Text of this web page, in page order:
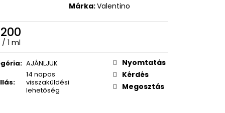
Márka:Valentino
/ 1 ml
: AJÁNLJUK
:
14 napos
visszaküldési
lehetőség
Nyomtatás
Kérdés
Megosztás